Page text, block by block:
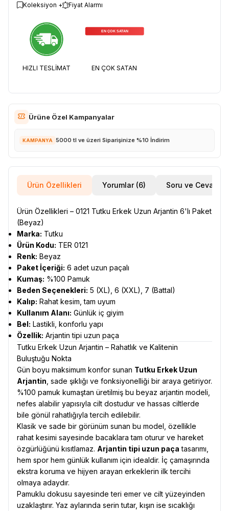
Koleksiyon + Fiyat Alarmı
HIZLI TESLİMAT EN ÇOK SATAN
Ürüne Özel Kampanyalar
KAMPANYA 5000 tl ve üzeri Siparişinize %10 İndirim
Ürün Özellikleri Yorumlar (6) Soru ve Cevap
Ürün Özellikleri – 0121 Tutku Erkek Uzun Arjantin 6'lı Paket
(Beyaz)
Marka: Tutku
Ürün Kodu: TER 0121
Renk: Beyaz
Paket İçeriği: 6 adet uzun paçalı
Kumaş: %100 Pamuk
Beden Seçenekleri: 5 (XL), 6 (XXL), 7 (Battal)
Kalıp: Rahat kesim, tam uyum
Kullanım Alanı: Günlük iç giyim
Bel: Lastikli, konforlu yapı
Özellik: Arjantin tipi uzun paça
Tutku Erkek Uzun Arjantin – Rahatlık ve Kalitenin
Buluştuğu Nokta
Gün boyu maksimum konfor sunan Tutku Erkek Uzun
Arjantin , sade şıklığı ve fonksiyonelliği bir araya getiriyor.
%100 pamuk kumaştan üretilmiş bu beyaz arjantin modeli,
nefes alabilir yapısıyla cilt dostudur ve hassas ciltlerde
bile gönül rahatlığıyla tercih edilebilir.
Klasik ve sade bir görünüm sunan bu model, özellikle
rahat kesimi sayesinde bacaklara tam oturur ve hareket
özgürlüğünü kısıtlamaz. Arjantin tipi uzun paça tasarımı,
hem spor hem günlük kullanım için idealdir. İç çamaşırında
ekstra koruma ve hijyen arayan erkeklerin ilk tercihi
olmaya adaydır.
Pamuklu dokusu sayesinde teri emer ve cilt yüzeyinden
uzaklaştırır. Yaz aylarında serin tutar, kışın ise sıcaklığı